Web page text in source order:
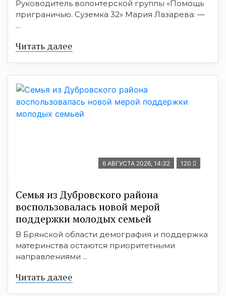
Руководитель волонтерской группы «Помощь
приграничью. Суземка 32» Мария Лазарева: —
...
Читать далее
6 АВГУСТА 2026, 14:32 120
Семья из Дубровского района
воспользовалась новой мерой
поддержки молодых семьей
В Брянской области демография и поддержка
материнства остаются приоритетными
направлениями ...
Читать далее